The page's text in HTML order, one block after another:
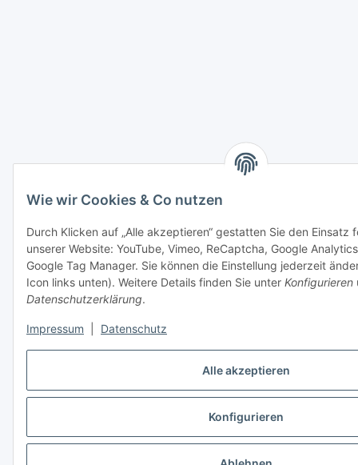
Alle akzeptieren
Konfigurieren
Wie wir Cookies & Co nutzen
Durch Klicken auf „Alle akzeptieren“ gestatten Sie den Einsatz
unserer Website: YouTube, Vimeo, ReCaptcha, Google
Google Tag Manager. Sie können die Einstellung jederzeit
Icon links unten). Weitere Details finden Sie unter Konfigurieren
Datenschutzerklärung.
Impressum Datenschutz